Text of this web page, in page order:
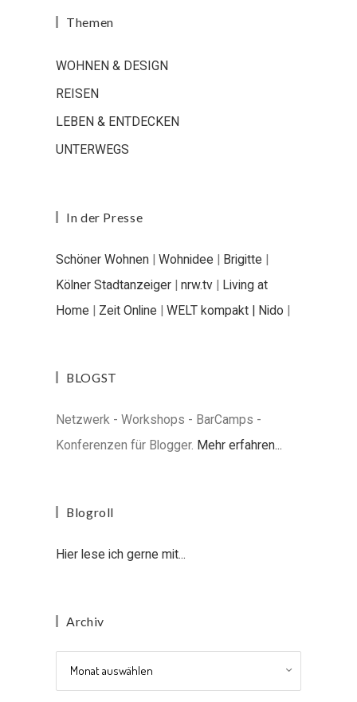
Themen
WOHNEN & DESIGN
REISEN
LEBEN & ENTDECKEN
UNTERWEGS
In der Presse
Schöner Wohnen | Wohnidee | Brigitte |
Kölner Stadtanzeiger | nrw.tv | Living at
Home | Zeit Online | WELT kompakt | Nido |
BLOGST
Netzwerk - Workshops - BarCamps -
Konferenzen für Blogger. Mehr erfahren...
Blogroll
Hier lese ich gerne mit...
Archiv